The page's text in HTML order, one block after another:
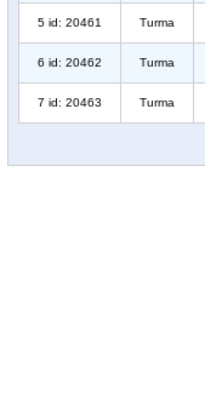
5 id: 20461 Turma
6 id: 20462 Turma
7 id: 20463 Turma